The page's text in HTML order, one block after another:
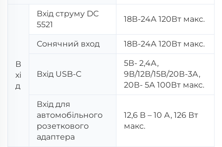
В
хі
д
Вхід струму DC
5521
18В-24А 120Вт макс.
Сонячний вход 18В-24А 120Вт макс.
Вхід USB-C
5В- 2,4А,
9В/12В/15В/20В-3А,
20В- 5А 100Вт макс.
Вхід для
автомобільного
розеткового
адаптера
12,6 В – 10 А, 126 Вт
макс.